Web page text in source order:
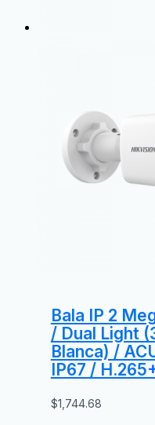
Bala IP 2
/ Dual Light
Blanca) /
IP67 /
$1,744.68